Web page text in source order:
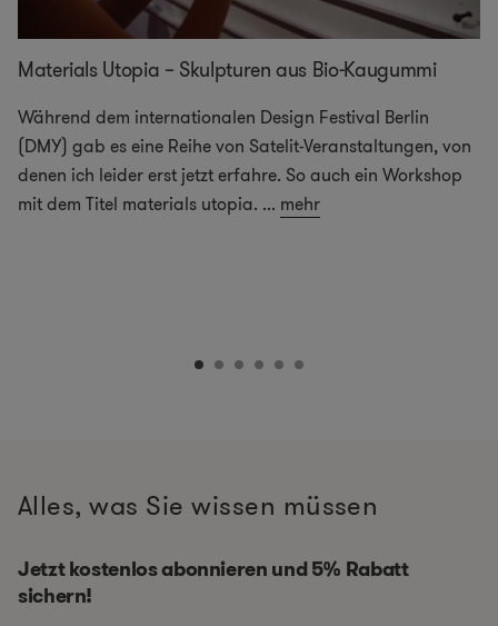
Materials Utopia – Skulpturen aus Bio-Kaugummi
Während dem internationalen Design Festival Berlin
(DMY) gab es eine Reihe von Satelit-Veranstaltungen, von
denen ich leider erst jetzt erfahre. So auch ein Workshop
mit dem Titel materials utopia. ... mehr
Alles, was Sie wissen müssen
Jetzt kostenlos abonnieren und 5% Rabatt
sichern!